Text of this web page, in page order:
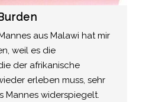
aus Malawi hat mir
weil es die
der afrikanische
erleben muss, sehr
Mannes widerspiegelt.